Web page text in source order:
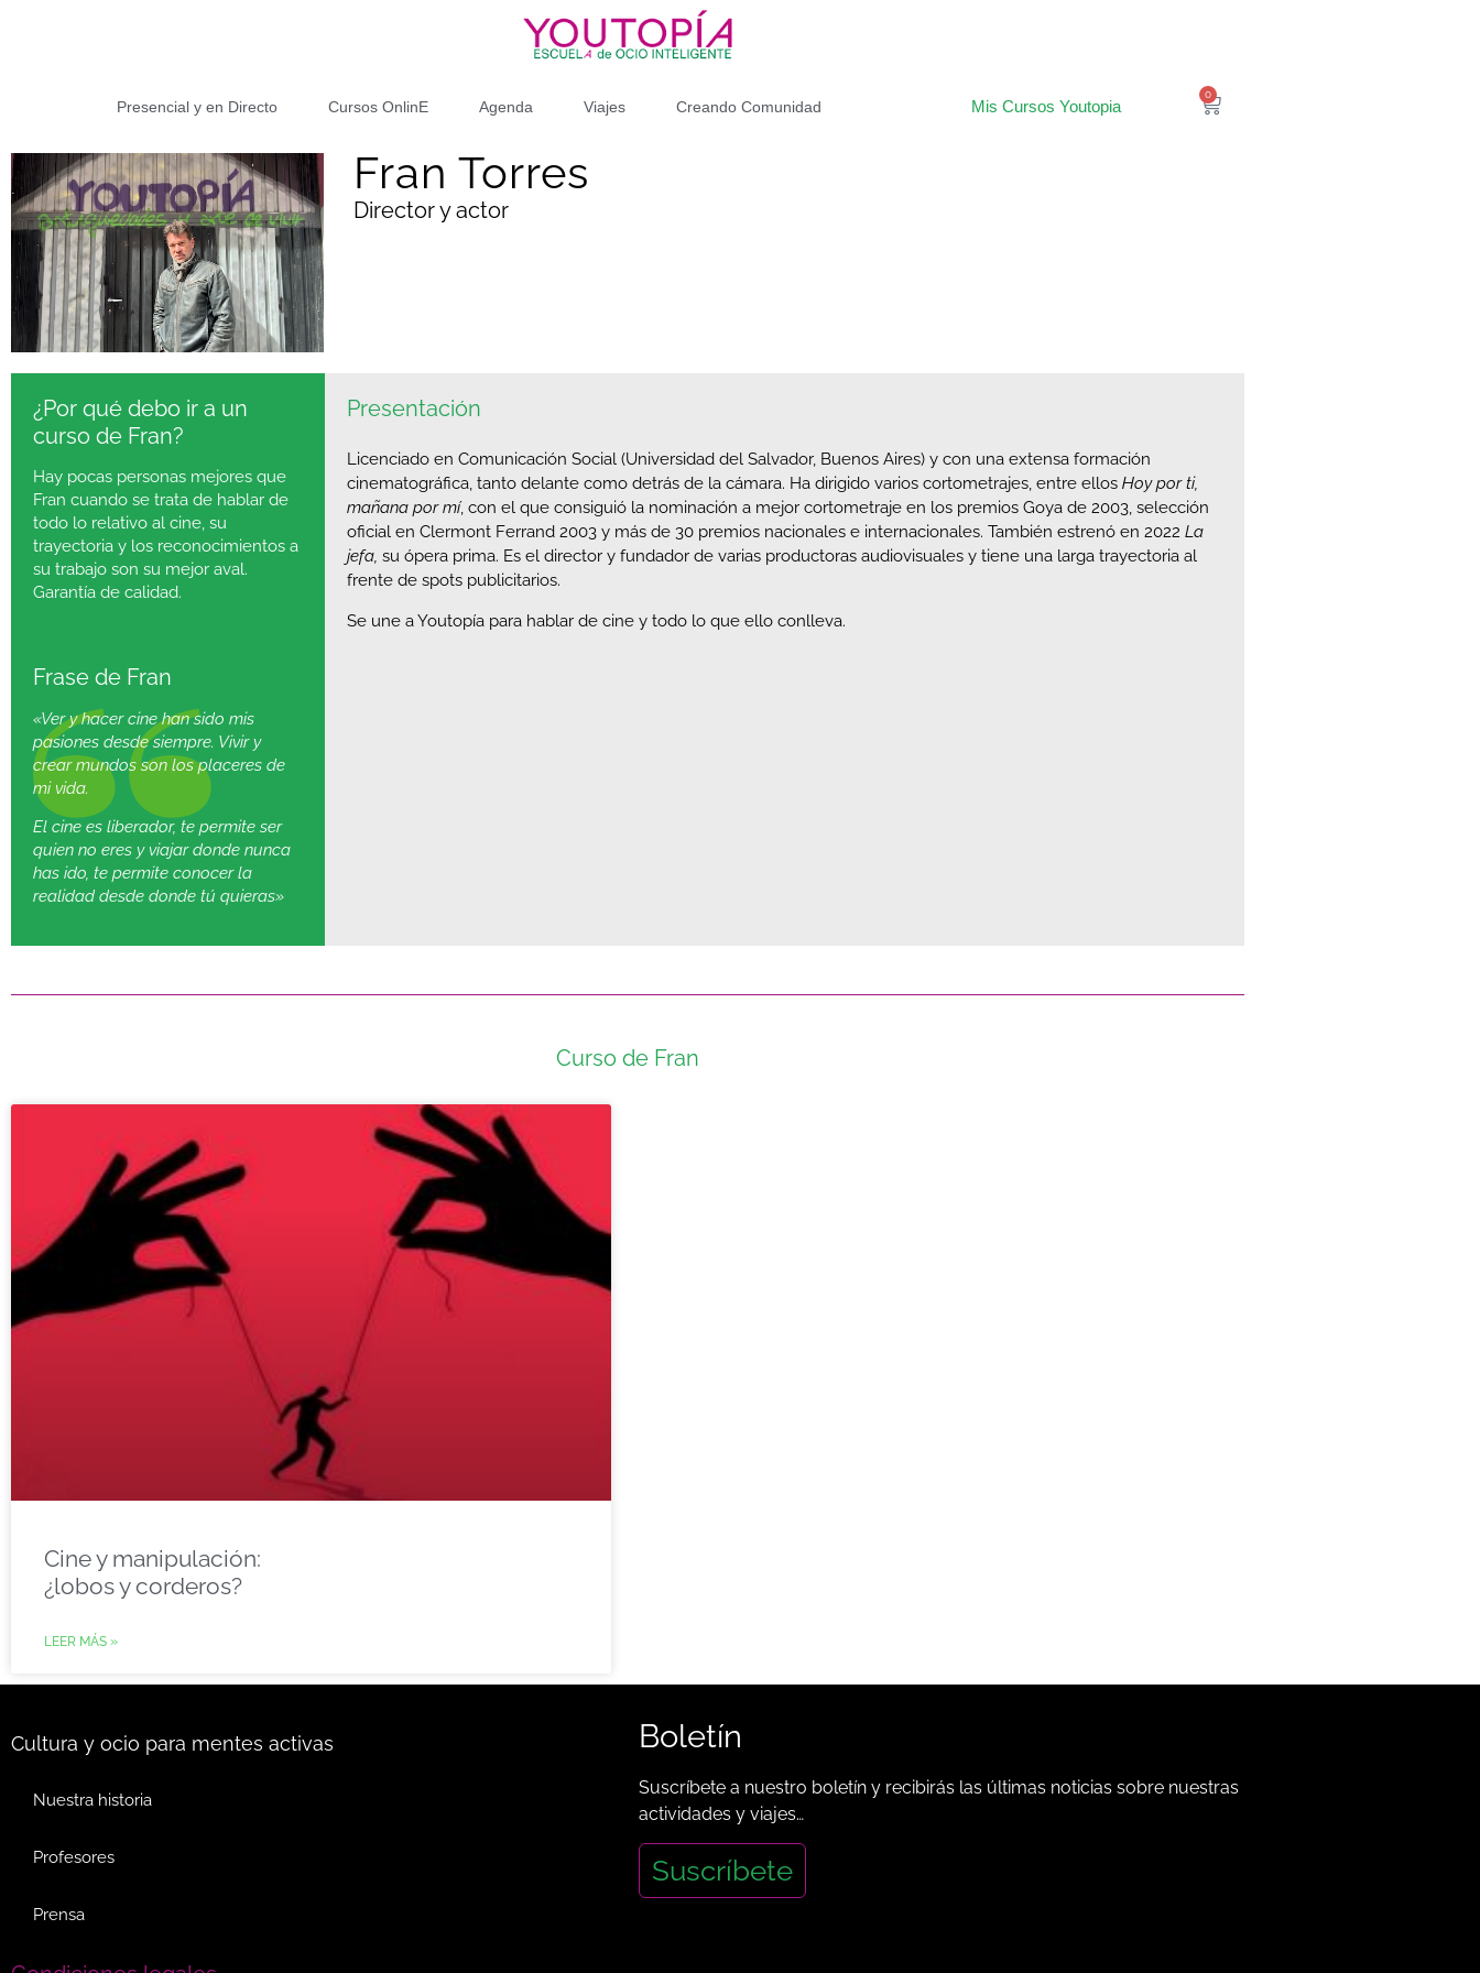
Presencial y en Directo Cursos OnlinE Agenda Viajes Creando Comunidad Mis Cursos Youtopia
0
Fran Torres
Director y actor
¿Por qué debo ir a un
curso de Fran?
Hay pocas personas mejores que
Fran cuando se trata de hablar de
todo lo relativo al cine, su
trayectoria y los reconocimientos a
su trabajo son su mejor aval.
Garantía de calidad.
Frase de Fran
«Ver y hacer cine han sido mis
pasiones desde siempre. Vivir y
crear mundos son los placeres de
mi vida.
El cine es liberador, te permite ser
quien no eres y viajar donde nunca
has ido, te permite conocer la
realidad desde donde tú quieras»
Presentación
Licenciado en Comunicación Social (Universidad del Salvador, Buenos Aires) y con una extensa formación
cinematográfica, tanto delante como detrás de la cámara. Ha dirigido varios cortometrajes, entre ellos Hoy por ti,
mañana por mí, con el que consiguió la nominación a mejor cortometraje en los premios Goya de 2003, selección
oficial en Clermont Ferrand 2003 y más de 30 premios nacionales e internacionales. También estrenó en 2022 La
jefa, su ópera prima. Es el director y fundador de varias productoras audiovisuales y tiene una larga trayectoria al
frente de spots publicitarios.
Se une a Youtopía para hablar de cine y todo lo que ello conlleva.
Curso de Fran
Cine y manipulación:
¿lobos y corderos?
LEER MÁS »
Cultura y ocio para mentes activas
Nuestra historia
Profesores
Prensa
Boletín
Suscríbete a nuestro boletín y recibirás las últimas noticias sobre nuestras
actividades y viajes…
Suscríbete